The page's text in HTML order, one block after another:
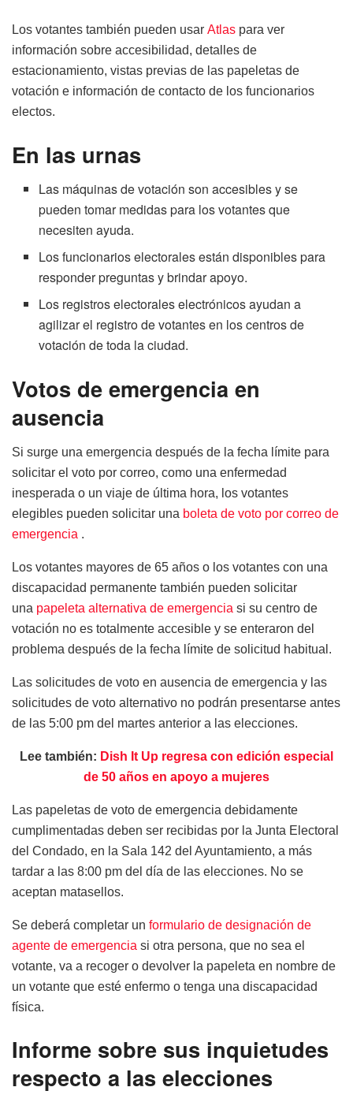
Los votantes también pueden usar Atlas para ver
información sobre accesibilidad, detalles de
estacionamiento, vistas previas de las papeletas de
votación e información de contacto de los funcionarios
electos.
En las urnas
Las máquinas de votación son accesibles y se
pueden tomar medidas para los votantes que
necesiten ayuda.
Los funcionarios electorales están disponibles para
responder preguntas y brindar apoyo.
Los registros electorales electrónicos ayudan a
agilizar el registro de votantes en los centros de
votación de toda la ciudad.
Votos de emergencia en
ausencia
Si surge una emergencia después de la fecha límite para
solicitar el voto por correo, como una enfermedad
inesperada o un viaje de última hora, los votantes
elegibles pueden solicitar una boleta de voto por correo de
emergencia .
Los votantes mayores de 65 años o los votantes con una
discapacidad permanente también pueden solicitar
una papeleta alternativa de emergencia si su centro de
votación no es totalmente accesible y se enteraron del
problema después de la fecha límite de solicitud habitual.
Las solicitudes de voto en ausencia de emergencia y las
solicitudes de voto alternativo no podrán presentarse antes
de las 5:00 pm del martes anterior a las elecciones.
Lee también: Dish It Up regresa con edición especial
de 50 años en apoyo a mujeres
Las papeletas de voto de emergencia debidamente
cumplimentadas deben ser recibidas por la Junta Electoral
del Condado, en la Sala 142 del Ayuntamiento, a más
tardar a las 8:00 pm del día de las elecciones. No se
aceptan matasellos.
Se deberá completar un formulario de designación de
agente de emergencia si otra persona, que no sea el
votante, va a recoger o devolver la papeleta en nombre de
un votante que esté enfermo o tenga una discapacidad
física.
Informe sobre sus inquietudes
respecto a las elecciones